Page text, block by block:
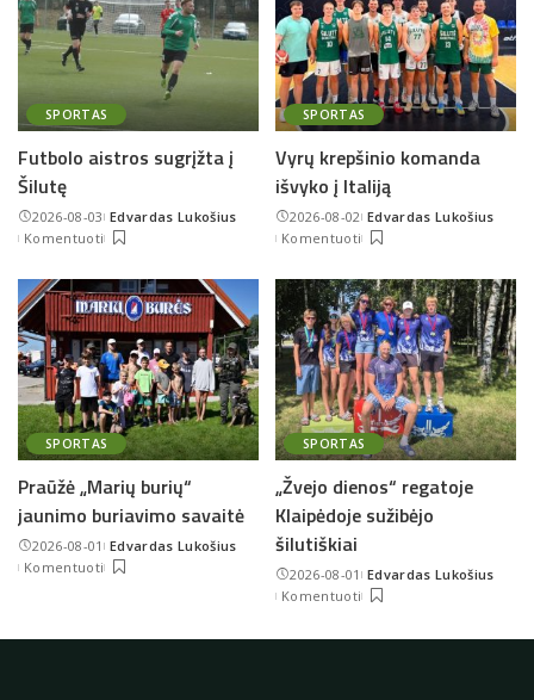
SPORTAS
Futbolo aistros sugrįžta į
Šilutę
2026-08-03Posted
by
Edvardas Lukošius
Komentuoti
SPORTAS
Vyrų krepšinio komanda
išvyko į Italiją
2026-08-02Posted
by
Edvardas Lukošius
Komentuoti
SPORTAS
Praūžė „Marių burių“
jaunimo buriavimo savaitė
2026-08-01 Posted
by
Edvardas Lukošius
Komentuoti
SPORTAS
„Žvejo dienos“ regatoje
Klaipėdoje sužibėjo
šilutiškiai
2026-08-01 Posted
by
Edvardas Lukošius
Komentuoti